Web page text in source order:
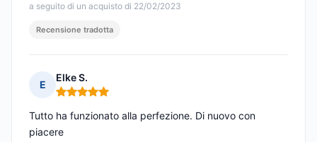
a seguito di un acquisto di 22/02/2023
Recensione tradotta
E
Elke S.
Nota: 5 su 5
Tutto ha funzionato alla perfezione. Di nuovo con
piacere